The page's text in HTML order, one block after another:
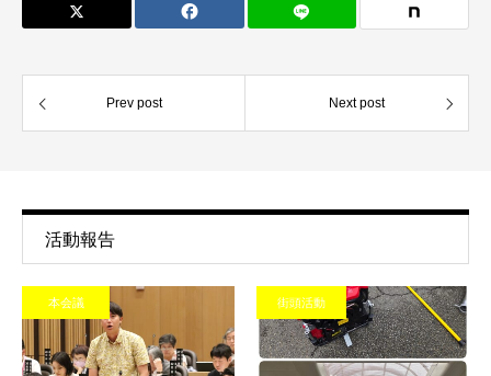
Prev post Next post
活動報告
本会議 街頭活動